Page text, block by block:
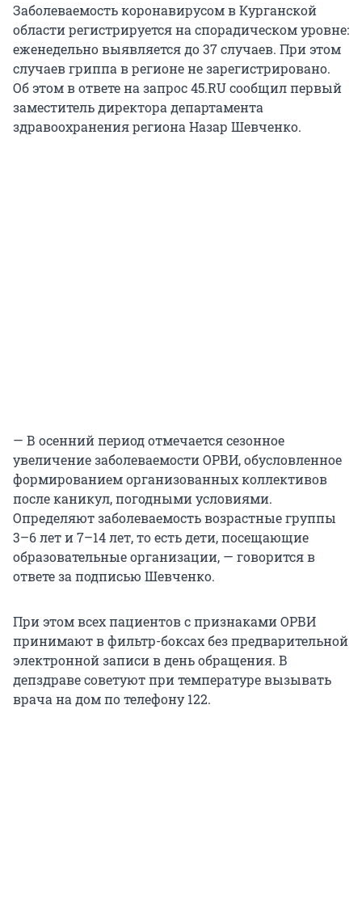
Заболеваемость коронавирусом в Курганской
области регистрируется на спорадическом уровне:
еженедельно выявляется до 37 случаев. При этом
случаев гриппа в регионе не зарегистрировано.
Об этом в ответе на запрос 45.RU сообщил первый
заместитель директора департамента
здравоохранения региона Назар Шевченко.
— В осенний период отмечается сезонное
увеличение заболеваемости ОРВИ, обусловленное
формированием организованных коллективов
после каникул, погодными условиями.
Определяют заболеваемость возрастные группы
3–6 лет и 7–14 лет, то есть дети, посещающие
образовательные организации, — говорится в
ответе за подписью Шевченко.
При этом всех пациентов с признаками ОРВИ
принимают в фильтр-боксах без предварительной
электронной записи в день обращения. В
депздраве советуют при температуре вызывать
врача на дом по телефону 122.